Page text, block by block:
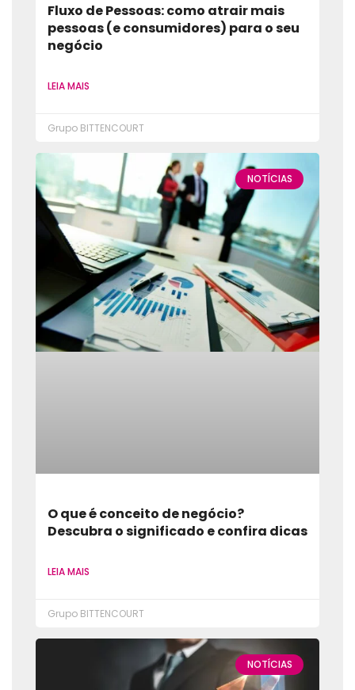
Fluxo de Pessoas: como atrair mais
pessoas (e consumidores) para o seu
negócio
LEIA MAIS
Grupo BITTENCOURT
NOTÍCIAS
O que é conceito de negócio?
Descubra o significado e confira dicas
LEIA MAIS
Grupo BITTENCOURT
NOTÍCIAS